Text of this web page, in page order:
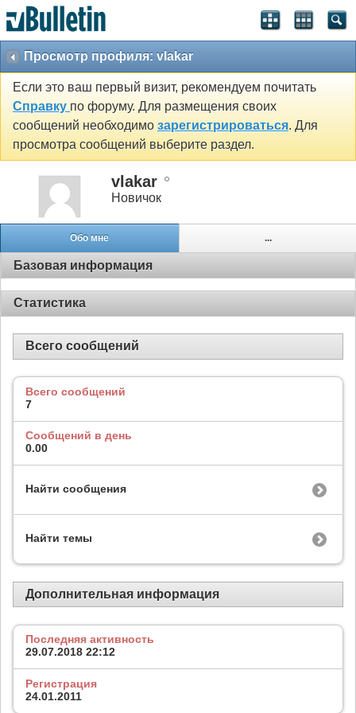
Просмотр профиля: vlakar
Если это ваш первый визит, рекомендуем почитать
Справку по форуму. Для размещения своих
сообщений необходимо зарегистрироваться. Для
просмотра сообщений выберите раздел.
vlakar
Новичок
Обо мне ...
Базовая информация
Статистика
Всего сообщений
Всего сообщений
7
Сообщений в день
0.00
Найти сообщения
Найти темы
Дополнительная информация
Последняя активность
29.07.2018 22:12
Регистрация
24.01.2011